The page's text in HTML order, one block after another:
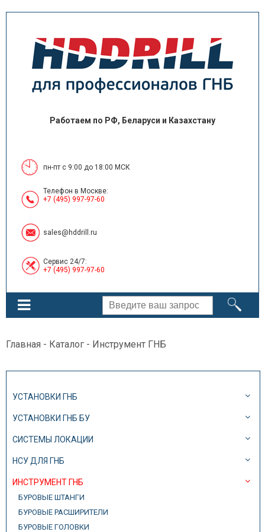
Работаем по РФ, Беларуси и Казахстану
пн-пт с 9:00 до 18:00 МСК
Телефон в Москве:
+7 (495) 997-97-60
sales@hddrill.ru
Сервис 24/7:
+7 (495) 997-97-60
Главная - Каталог - Инструмент ГНБ
УСТАНОВКИ ГНБ
УСТАНОВКИ ГНБ БУ
СИСТЕМЫ ЛОКАЦИИ
НСУ ДЛЯ ГНБ
ИНСТРУМЕНТ ГНБ
БУРОВЫЕ ШТАНГИ
БУРОВЫЕ РАСШИРИТЕЛИ
БУРОВЫЕ ГОЛОВКИ